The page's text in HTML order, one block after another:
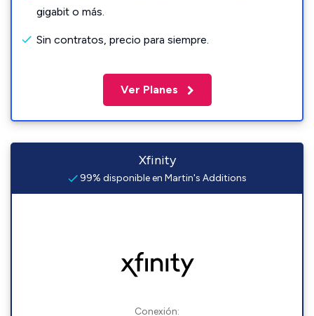
gigabit o más.
Sin contratos, precio para siempre.
Ver Planes
Xfinity
99% disponible en Martin's Additions
Conexión: